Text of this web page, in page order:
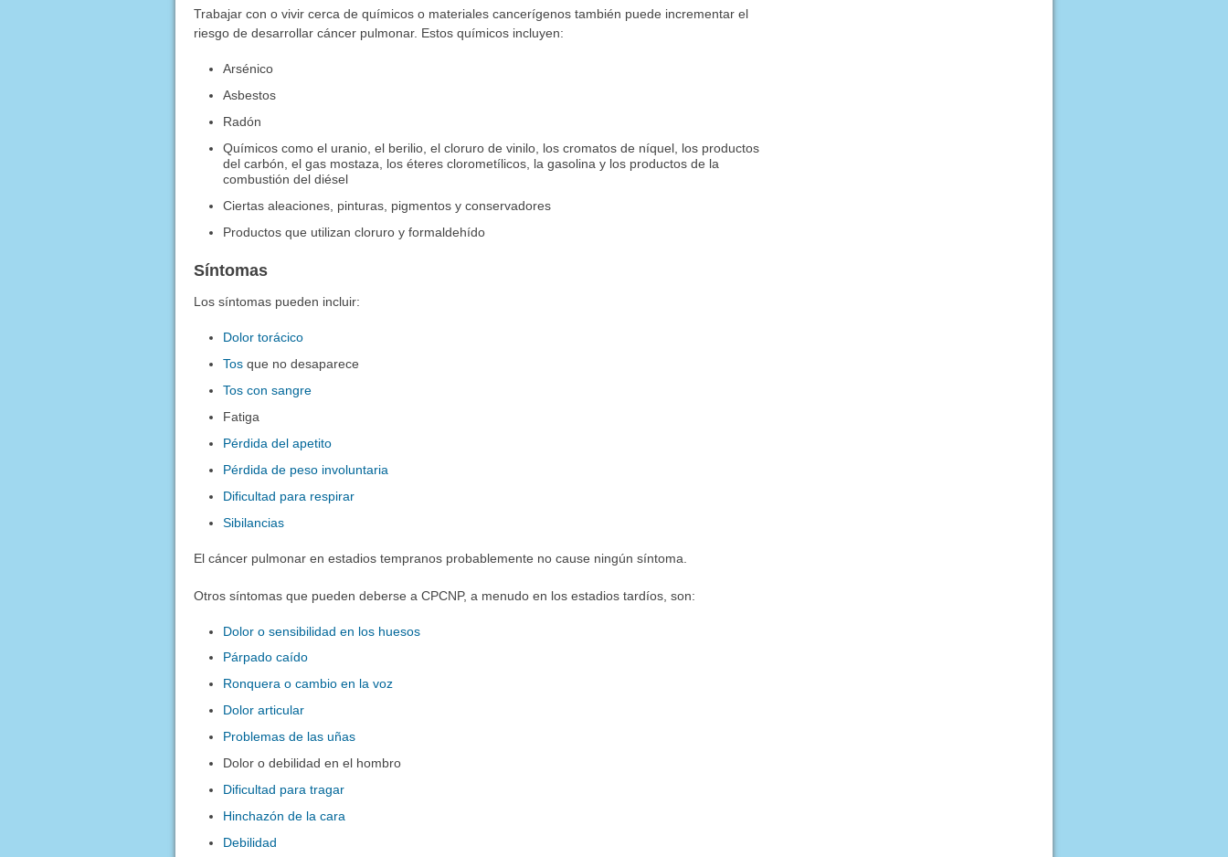
Trabajar con o vivir cerca de químicos o materiales cancerígenos también puede incrementar el
riesgo de desarrollar cáncer pulmonar. Estos químicos incluyen:
Arsénico
Asbestos
Radón
Químicos como el uranio, el berilio, el cloruro de vinilo, los cromatos de níquel, los productos
del carbón, el gas mostaza, los éteres clorometílicos, la gasolina y los productos de la
combustión del diésel
Ciertas aleaciones, pinturas, pigmentos y conservadores
Productos que utilizan cloruro y formaldehído
Síntomas
Los síntomas pueden incluir:
Dolor torácico
Tos que no desaparece
Tos con sangre
Fatiga
Pérdida del apetito
Pérdida de peso involuntaria
Dificultad para respirar
Sibilancias
El cáncer pulmonar en estadios tempranos probablemente no cause ningún síntoma.
Otros síntomas que pueden deberse a CPCNP, a menudo en los estadios tardíos, son:
Dolor o sensibilidad en los huesos
Párpado caído
Ronquera o cambio en la voz
Dolor articular
Problemas de las uñas
Dolor o debilidad en el hombro
Dificultad para tragar
Hinchazón de la cara
Debilidad